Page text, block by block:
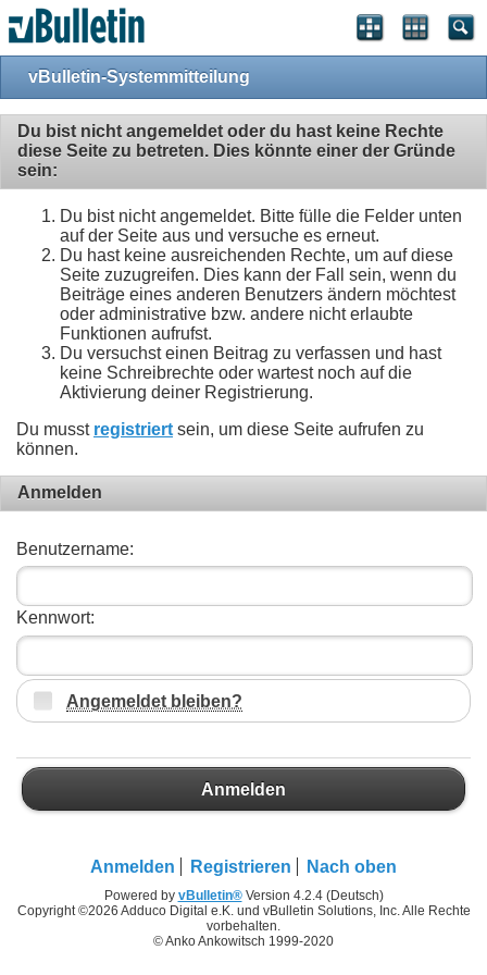
vBulletin-Systemmitteilung
Du bist nicht angemeldet oder du hast keine Rechte
diese Seite zu betreten. Dies könnte einer der Gründe
sein:
Du bist nicht angemeldet. Bitte fülle die Felder unten
auf der Seite aus und versuche es erneut.
Du hast keine ausreichenden Rechte, um auf diese
Seite zuzugreifen. Dies kann der Fall sein, wenn du
Beiträge eines anderen Benutzers ändern möchtest
oder administrative bzw. andere nicht erlaubte
Funktionen aufrufst.
Du versuchst einen Beitrag zu verfassen und hast
keine Schreibrechte oder wartest noch auf die
Aktivierung deiner Registrierung.
Du musst registriert sein, um diese Seite aufrufen zu
können.
Anmelden
Benutzername:
Kennwort:
Angemeldet bleiben?
Anmelden
Anmelden Registrieren Nach oben
Powered by vBulletin®Version 4.2.4 (Deutsch)
Copyright ©2026 Adduco Digital e.K. und vBulletin Solutions, Inc. Alle Rechte
vorbehalten.
© Anko Ankowitsch 1999-2020